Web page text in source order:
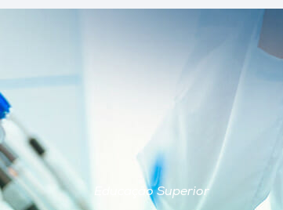
Educação Superior